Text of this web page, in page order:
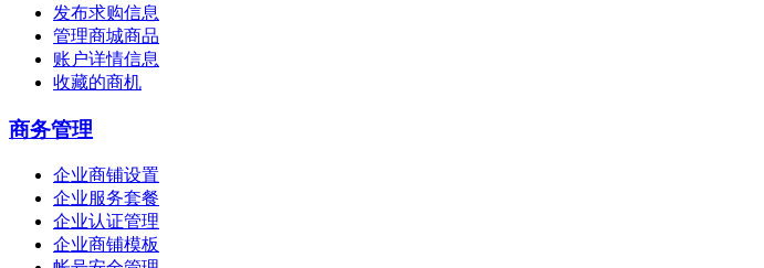
发布求购信息
管理商城商品
账户详情信息
收藏的商机
商务管理
企业商铺设置
企业服务套餐
企业认证管理
企业商铺模板